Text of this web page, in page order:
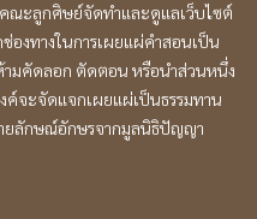
ณะลูกศิษย์จัดทำและดูแลเว็บไซต์
งทางในการเผยแผ่คำสอนเป็น
ามคัดลอก ตัดตอน หรือนำส่วนหนึ่ง
ค์จะจัดแจกเผยแผ่เป็นธรรมทาน
ยลักษณ์อักษรจากมูลนิธิปัญญา